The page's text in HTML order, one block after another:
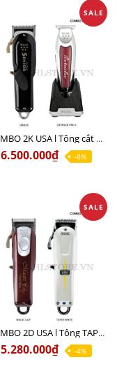
SALE
COMBO 2K USA l Tông cắt SENIOR +Tông viền DETAILER PRO LI
6.500.000₫ -8%
SALE
COMBO 2D USA l Tông TAPER WHITE + Tông MAGIC CLIP
5.280.000₫ -4%